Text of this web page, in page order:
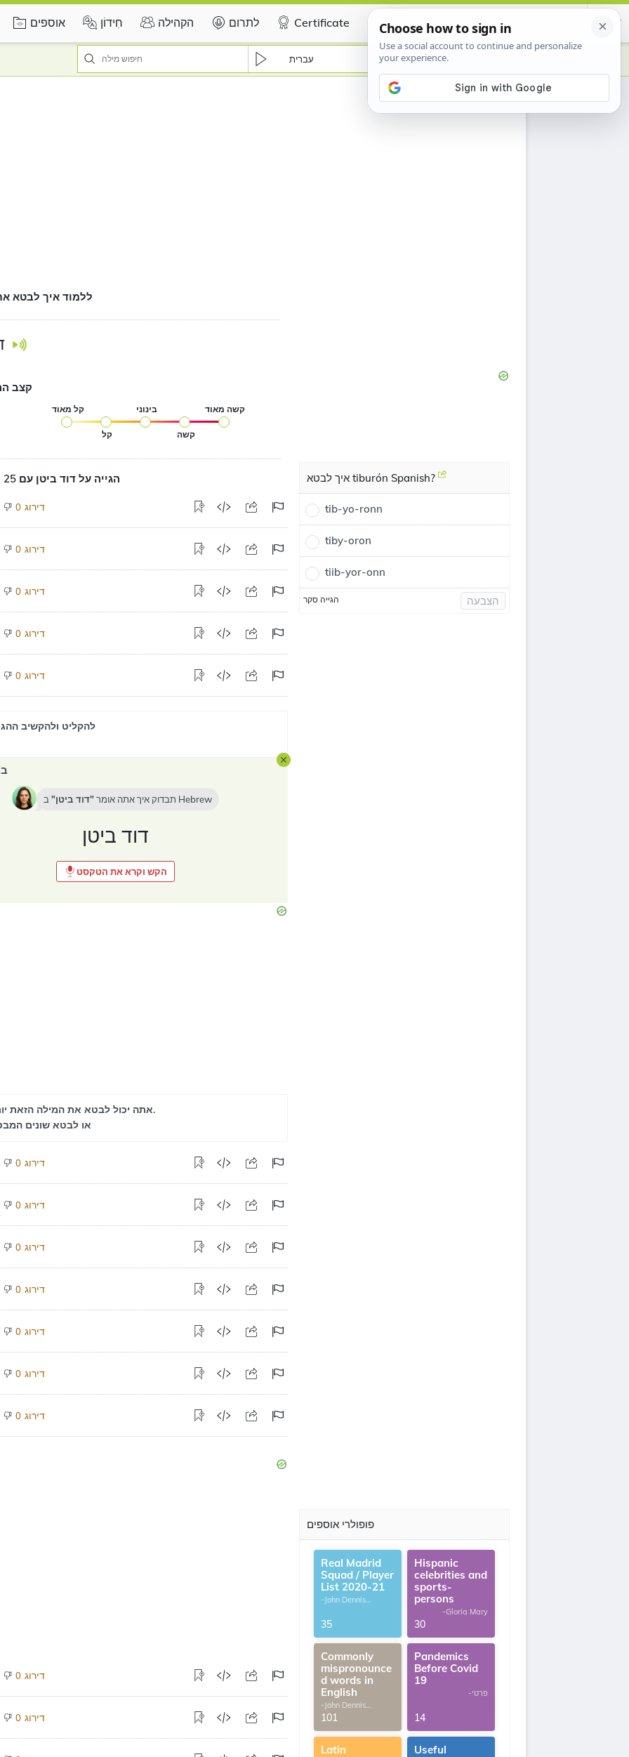
אוספים חִידוֹן הקהילה לתרום Certificate
עברית
ללמוד איך לבטא
קצב
קל מאוד
קל
בינוני
קשה
קשה מאוד
הגייה על דוד ביטן עם 25 הגייה אודיו
0 דירוג
0 דירוג
0 דירוג
0 דירוג
0 דירוג
להקליט ולהקשיב
תבדוק איך אתה אומר דוד ביטן ב Hebrew
דוד ביטן
הקש וקרא את הטקסט
אתה יכול לבטא את המילה הזאת יותר.
או לבטא שונים
0 דירוג
0 דירוג
0 דירוג
0 דירוג
0 דירוג
0 דירוג
0 דירוג
0 דירוג
0 דירוג
איך לבטא tiburón Spanish?
tib-yo-ronn
tiby-oron
tiib-yor-onn
הגייה סקר הצבעה
פופולרי אוספים
Real Madrid
Squad / Player
List 2020-21
-John Dennis
35
Hispanic
celebrities and
sports-
persons
-Gloria Mary
30
Commonly
mispronounce
d words in
English
-John Dennis
G.Thomas
101
Pandemics
Before Covid
19
-פרטי
14
Latin
Useful